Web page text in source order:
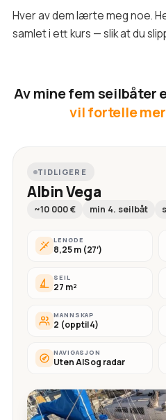
Hver av dem lærte meg noe.
samlet i ett kurs — slik at du
Av mine fem seilbåter
vil fortelle
TIDLIGERE
Albin Vega
~10 000 € min 4. seilbåt
LENGDE
8,25 m (27′)
SEIL
27 m²
MANNSKAP
2 (opptil 4)
NAVIGASJON
Uten AIS og radar